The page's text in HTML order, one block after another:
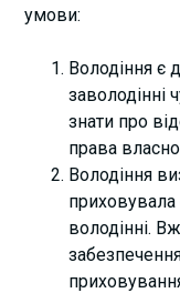
умови:
Володіння є
знати про
права
Володіння
володінні.